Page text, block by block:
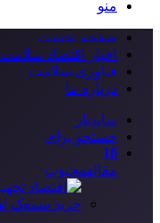
منو
صفحه نخست
اخبار اقتصاد سلامت
فناوری سلامت
درباره ما
سایدبار
جستجو برای
10
مقالهمحبوب